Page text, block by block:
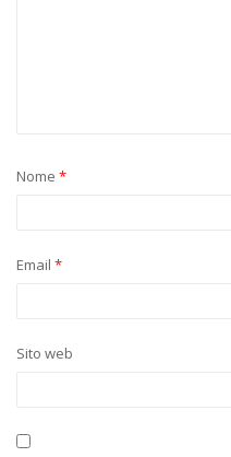
Nome *
Email *
Sito web